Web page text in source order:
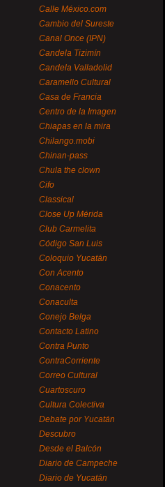
Calle México.com
Cambio del Sureste
Canal Once (IPN)
Candela Tizimín
Candela Valladolid
Caramello Cultural
Casa de Francia
Centro de la Imagen
Chiapas en la mira
Chilango.mobi
Chinan-pass
Chula the clown
Cifo
Classical
Close Up Mérida
Club Carmelita
Código San Luis
Coloquio Yucatán
Con Acento
Conacento
Conaculta
Conejo Belga
Contacto Latino
Contra Punto
ContraCorriente
Correo Cultural
Cuartoscuro
Cultura Colectiva
Debate por Yucatán
Descubro
Desde el Balcón
Diario de Campeche
Diario de Yucatán